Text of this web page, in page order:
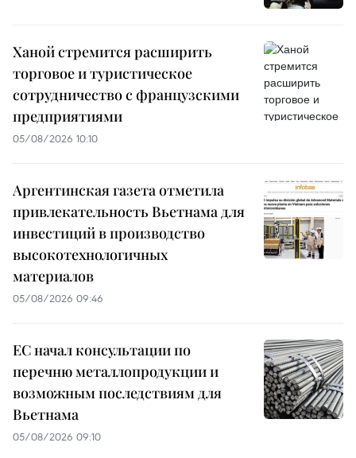
Ханой стремится расширить
торговое и туристическое
сотрудничество с французскими
предприятиями
05/08/2026 10:10
Аргентинская газета отметила
привлекательность Вьетнама для
инвестиций в производство
высокотехнологичных
материалов
05/08/2026 09:46
ЕС начал консультации по
перечню металлопродукции и
возможным последствиям для
Вьетнама
05/08/2026 09:10